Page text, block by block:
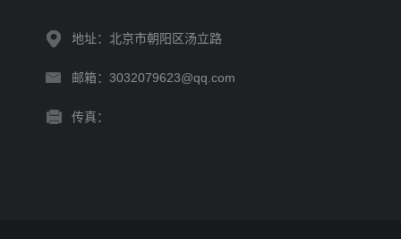
地址：北京市朝阳区汤立路
邮箱：3032079623@qq.com
传真：